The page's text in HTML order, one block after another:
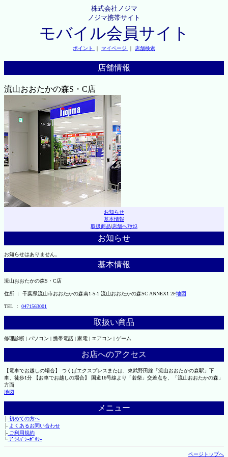
株式会社ノジマ
ノジマ携帯サイト
モバイル会員サイト
ポイント ｜ マイページ ｜ 店舗検索
店舗情報
流山おおたかの森S・C店
お知らせ
基本情報
取扱商品|店舗へｱｸｾｽ
お知らせ
お知らせはありません。
基本情報
流山おおたかの森S・C店
住所 ： 千葉県流山市おおたかの森南1-5-1 流山おおたかの森SC ANNEX1 2F地図
TEL ： 0471563001
取扱い商品
修理診断 | パソコン | 携帯電話 | 家電 | エアコン | ゲーム
お店へのアクセス
【電車でお越しの場合】 つくばエクスプレスまたは、東武野田線「流山おおたかの森駅」下
車、徒歩1分 【お車でお越しの場合】 国道16号線より「若柴」交差点を、「流山おおたかの森」
方面
地図
メニュー
├初めての方へ
├ よくあるお問い合わせ
├ご利用規約
└ﾌﾟﾗｲﾊﾞｼｰﾎﾟﾘｼｰ
ページトップへ